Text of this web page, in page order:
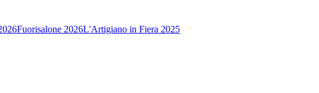
Fuorisalone 2026L'Artigiano in Fiera 2025